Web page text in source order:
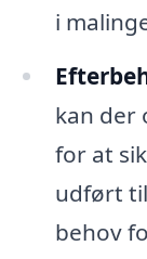
i
kan der
for at
udført
behov